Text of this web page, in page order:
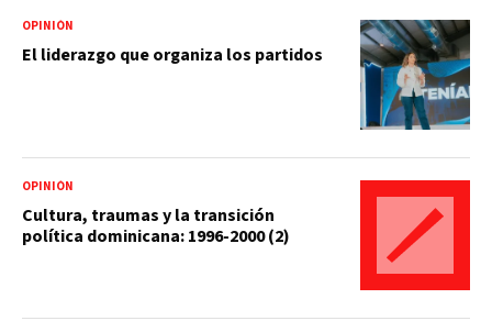
OPINIÓN
El liderazgo que organiza los partidos
OPINIÓN
Cultura, traumas y la transición
política dominicana: 1996-2000 (2)